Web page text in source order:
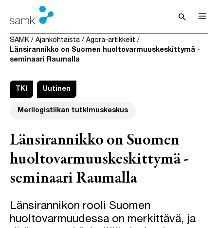
Siirry sisältöön
searchAvaa haku
SAMK / Ajankohtaista / Agora-artikkelit /
Länsirannikko on Suomen huoltovarmuuskeskittymä -
seminaari Raumalla
TKI Uutinen
Merilogistiikan tutkimuskeskus
Länsirannikko on Suomen
huoltovarmuuskeskittymä -
seminaari Raumalla
Länsirannikon rooli Suomen
huoltovarmuudessa on merkittävä, ja